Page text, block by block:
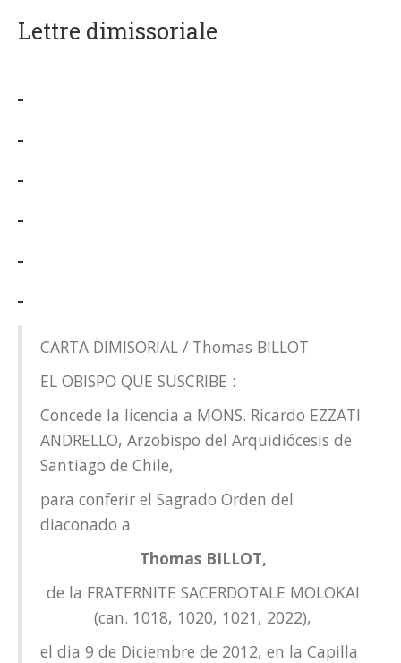
Lettre dimissoriale
CARTA DIMISORIAL / Thomas BILLOT
EL OBISPO QUE SUSCRIBE :
Concede la licencia a MONS. Ricardo EZZATI
ANDRELLO, Arzobispo del Arquidiócesis de
Santiago de Chile,
para conferir el Sagrado Orden del
diaconado a
Thomas BILLOT,
de la FRATERNITE SACERDOTALE MOLOKAI
(can. 1018, 1020, 1021, 2022),
el dia 9 de Diciembre de 2012, en la Capilla